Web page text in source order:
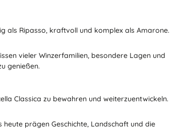
als Ripasso, kraftvoll und komplex als Amarone.
vieler Winzerfamilien, besondere Lagen und
genießen.
Classica zu bewahren und weiterzuentwickeln.
prägen Geschichte, Landschaft und die